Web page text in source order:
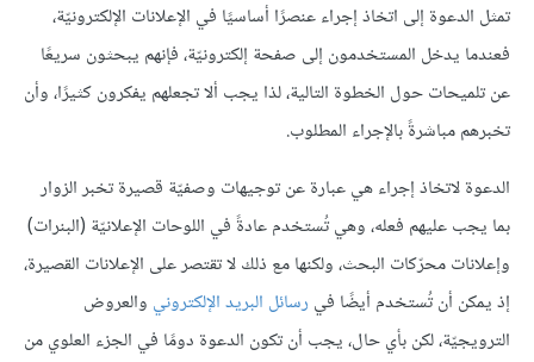
تمثل الدعوة إلى اتخاذ إجراء عنصرًا أساسيًا في الإعلانات الإلكترونيّة،
فعندما يدخل المستخدمون إلى صفحة إلكترونيّة، فإنهم يبحثون سريعًا
عن تلميحات حول الخطوة التالية، لذا يجب ألا تجعلهم يفكرون كثيرًا، وأن
تخبرهم مباشرةً بالإجراء المطلوب.
الدعوة لاتخاذ إجراء هي عبارة عن توجيهات وصفيّة قصيرة تخبر الزوار
بما يجب عليهم فعله، وهي تُستخدم عادةً في اللوحات الإعلانيّة (البنرات)
وإعلانات محرّكات البحث، ولكنها مع ذلك لا تقتصر على الإعلانات القصيرة،
إذ يمكن أن تُستخدم أيضًا في رسائل البريد الإلكتروني والعروض
الترويجيّة، لكن بأي حال، يجب أن تكون الدعوة دومًا في الجزء العلوي من